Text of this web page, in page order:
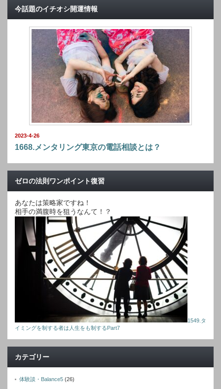
今話題のイチオシ開運情報
2023-4-26
1668.メンタリング東京の電話相談とは？
ゼロの法則ワンポイント復習
あなたは策略家ですね！
相手の満腹時を狙うなんて！？
1549.タ
イミングを制する者は人生をも制するPart7
カテゴリー
体験談・Balance5 (26)